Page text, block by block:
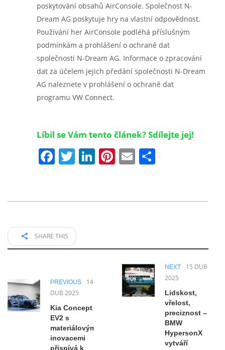
poskytování obsahů AirConsole. Společnost N-
Dream AG poskytuje hry na vlastní odpovědnost.
Používání her AirConsole podléhá příslušným
podmínkám a prohlášení o ochraně dat
společnosti N-Dream AG. Informace o zpracování
dat za účelem jejich předání společnosti N-Dream
AG naleznete v prohlášení o ochraně dat
programu VW Connect.
Líbil se Vám tento článek? Sdílejte jej!
Facebook
Twitter
LinkedIn
Pinterest
Email
SHARE THIS
PREVIOUS
14
DUB 2025
Kia Concept
EV2 s
materiálovými
inovacemi
přispívá k
NEXT
15 DUB
2025
Lidskost,
vřelost,
preciznost –
BMW
HypersonX
vytváří